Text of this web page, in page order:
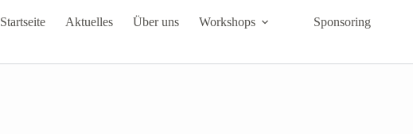
Startseite Aktuelles Über uns Workshops Sponsoring